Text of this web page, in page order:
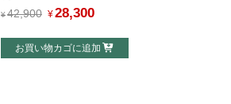
¥42,900 元
価
¥28,300現
の
お買い物カゴに追加